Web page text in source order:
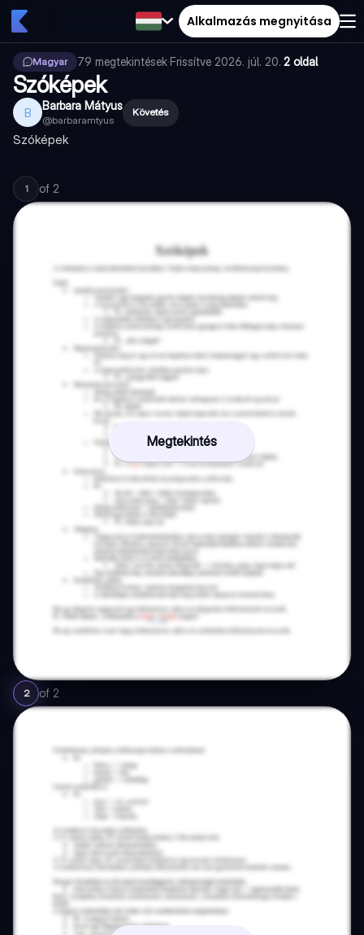
Alkalmazás megnyitása
Magyar 79 megtekintések·Frissítve 2026. júl. 20.·2 oldal
Szóképek
B Barbara Mátyus
@barbaramtyus
Követés
Szóképek
1 of 2
Megtekintés
2 of 2